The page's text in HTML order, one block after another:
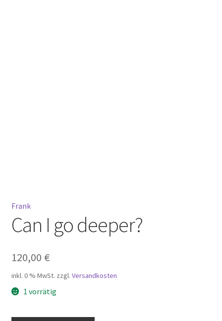
Frank
Can I go deeper?
120,00 €
inkl. 0 % MwSt. zzgl. Versandkosten
1 vorrätig